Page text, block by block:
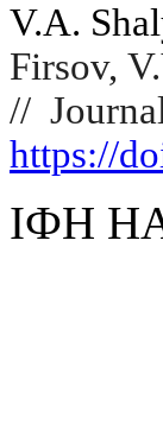
V.A.
Firsov,
//
https://
ІФН